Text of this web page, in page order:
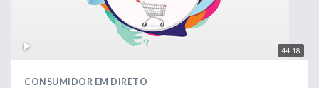
44:18
CONSUMIDOR EM DIRETO